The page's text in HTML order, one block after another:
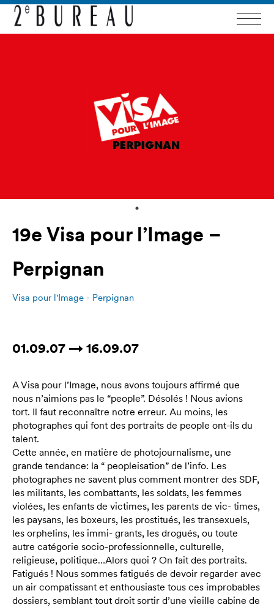
19e Visa pour l’Image –
Perpignan
Visa pour l'Image - Perpignan
01.09.07 → 16.09.07
A Visa pour l’Image, nous avons toujours affirmé que
nous n’aimions pas le “people”. Désolés ! Nous avions
tort. Il faut reconnaître notre erreur. Au moins, les
photographes qui font des portraits de people ont-ils du
talent.
Cette année, en matière de photojournalisme, une
grande tendance: la “ peopleisation” de l’info. Les
photographes ne savent plus comment montrer des SDF,
les militants, les combattants, les soldats, les femmes
violées, les enfants de victimes, les parents de vic- times,
les paysans, les boxeurs, les prostitués, les transexuels,
les orphelins, les immi- grants, les drogués, ou toute
autre catégorie socio-professionnelle, culturelle,
religieuse, politique…Alors quoi ? On fait des portraits.
Fatigués ! Nous sommes fatigués de devoir regarder avec
un air compatissant et enthousiaste tous ces improbables
dossiers, semblant tout droit sortir d’une vieille cabine de